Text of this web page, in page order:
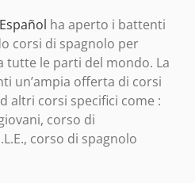
ha aperto i battenti
corsi di spagnolo per
tutte le parti del mondo. La
un’ampia offerta di corsi
altri corsi specifici come :
corso di
corso di spagnolo